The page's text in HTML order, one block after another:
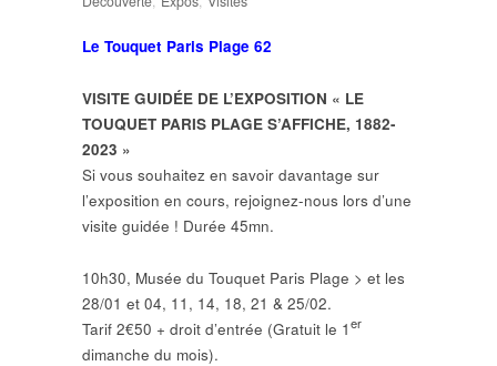
Le Touquet Paris Plage 62
VISITE GUIDÉE DE L’EXPOSITION « LE
TOUQUET PARIS PLAGE S’AFFICHE, 1882-
2023 »
Si vous souhaitez en savoir davantage sur
l’exposition en cours, rejoignez-nous lors d’une
visite guidée ! Durée 45mn.
10h30, Musée du Touquet Paris Plage > et les
28/01 et 04, 11, 14, 18, 21 & 25/02.
Tarif 2€50 + droit d’entrée (Gratuit le 1er
dimanche du mois).